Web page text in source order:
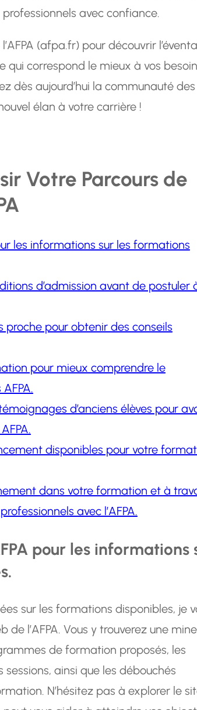
avec confiance.
(afpa.fr) pour découvrir
qui correspond le mieux à vos
dès aujourd’hui la communauté des
élan à votre carrière !
Votre Parcours de
les informations sur les formations
d’admission avant de postuler
proche pour obtenir des conseils
pour mieux comprendre le
d’anciens élèves pour
disponibles pour votre
dans votre formation et à
avec l’AFPA.
pour les informations
sur les formations disponibles, je
l’AFPA. Vous y trouverez une mine
de formation proposés, les
ainsi que les débouchés
N’hésitez pas à explorer le